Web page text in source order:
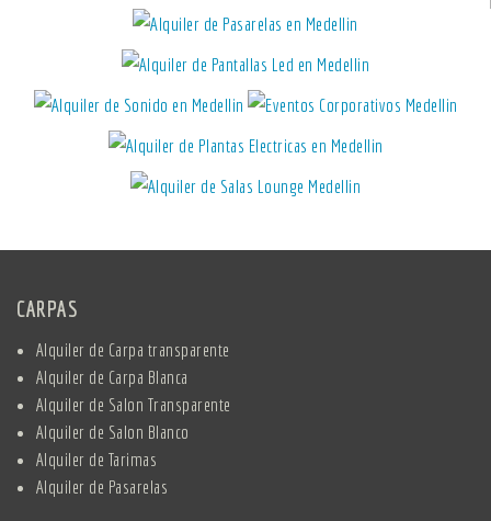
CARPAS
Alquiler de Carpa transparente
Alquiler de Carpa Blanca
Alquiler de Salon Transparente
Alquiler de Salon Blanco
Alquiler de Tarimas
Alquiler de Pasarelas